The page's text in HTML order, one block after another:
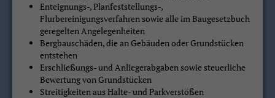
Enteignungs-, Planfeststellungs-,
Flurbereinigungsverfahren sowie alle im Baugesetzbuch
geregelten Angelegenheiten
Bergbauschäden, die an Gebäuden oder Grundstücken
entstehen
Erschließungs- und Anliegerabgaben sowie steuerliche
Bewertung von Grundstücken
Streitigkeiten aus Halte- und Parkverstößen